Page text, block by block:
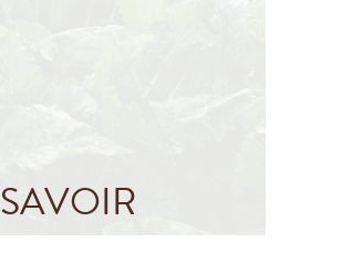
SAVOIR